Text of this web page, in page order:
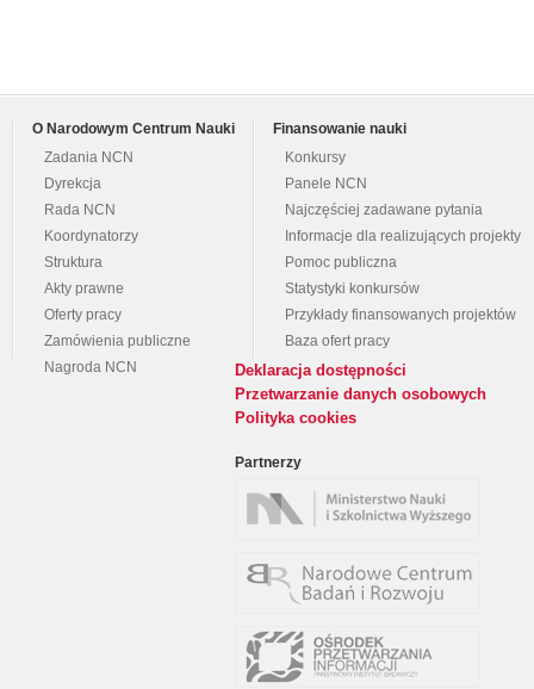
O Narodowym Centrum Nauki
Zadania NCN
Dyrekcja
Rada NCN
Koordynatorzy
Struktura
Akty prawne
Oferty pracy
Zamówienia publiczne
Nagroda NCN
Finansowanie nauki
Konkursy
Panele NCN
Najczęściej zadawane pytania
Informacje dla realizujących projekty
Pomoc publiczna
Statystyki konkursów
Przykłady finansowanych projektów
Baza ofert pracy
Deklaracja dostępności
Przetwarzanie danych osobowych
Polityka cookies
Partnerzy